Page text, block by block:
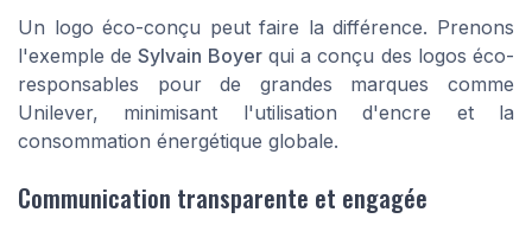
Un logo éco-conçu peut faire la différence. Prenons
l'exemple deSylvain Boyerqui a conçu des logos éco-
responsables pour de grandes marques comme
Unilever, minimisant l'utilisation d'encre et la
consommation énergétique globale.
Communication transparente et engagée